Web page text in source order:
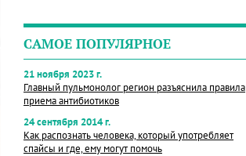
САМОЕ ПОПУЛЯРНОЕ
21 ноября 2023 г.
Главный пульмонолог регион разъяснила правила
приема антибиотиков
24 сентября 2014 г.
Как распознать человека, который употребляет
спайсы и где, ему могут помочь